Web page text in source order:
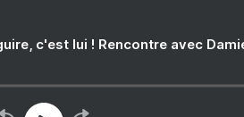
c'est lui ! Rencontre avec